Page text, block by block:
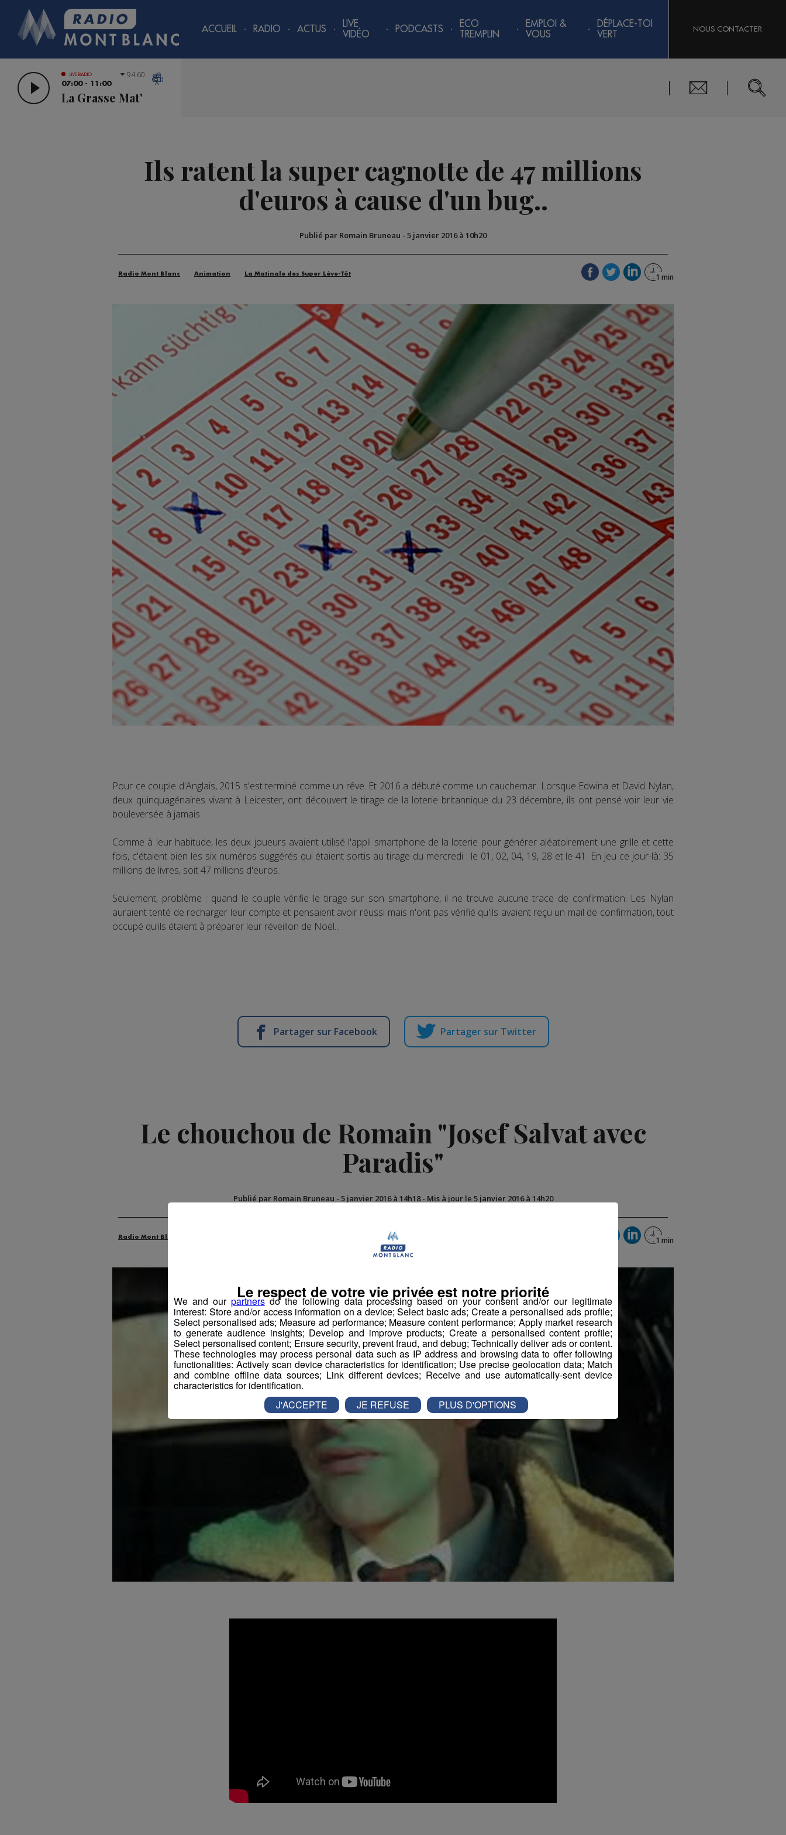
ACCUEIL RADIO ACTUS
LIVE
VIDÉO
PODCASTS
ECO
TREMPLIN
EMPLOI &
VOUS
DÉPLACE-TOI
VERT
NOUS CONTACTER
LIVE RADIO
07:00 - 11:00
La Grasse Mat'
94.60
Ils ratent la super cagnotte de 47 millions
d'euros à cause d'un bug..
Publié par Romain Bruneau - 5 janvier 2016 à 10h20
Radio Mont Blanc Animation La Matinale des Super Lève-Tôt
Pour ce couple d'Anglais, 2015 s'est terminé comme un rêve. Et 2016 a débuté comme un cauchemar. Lorsque Edwina et David Nylan,
deux quinquagénaires vivant à Leicester, ont découvert le tirage de la loterie britannique du 23 décembre, ils ont pensé voir leur vie
bouleversée à jamais.
Comme à leur habitude, les deux joueurs avaient utilisé l'appli smartphone de la loterie pour générer aléatoirement une grille et cette
fois, c'étaient bien les six numéros suggérés qui étaient sortis au tirage du mercredi : le 01, 02, 04, 19, 28 et le 41. En jeu ce jour-là: 35
millions de livres, soit 47 millions d'euros.
Seulement, problème : quand le couple vérifie le tirage sur son smartphone, il ne trouve aucune trace de confirmation. Les Nylan
auraient tenté de recharger leur compte et pensaient avoir réussi mais n'ont pas vérifié qu'ils avaient reçu un mail de confirmation, tout
occupé qu'ils étaient à préparer leur réveillon de Noël...
Partager sur Facebook Partager sur Twitter
Le chouchou de Romain "Josef Salvat avec
Paradis"
Publié par Romain Bruneau - 5 janvier 2016 à 14h18- Mis à jour le 5 janvier 2016 à 14h20
Radio Mont Blanc
We and our partnersdo the following data processing based on your consent and/or our legitimate
interest: Store and/or access information on a device; Select basic ads; Create a personalised ads profile;
Select personalised ads; Measure ad performance; Measure content performance; Apply market research
to generate audience insights; Develop and improve products; Create a personalised content profile;
Select personalised content; Ensure security, prevent fraud, and debug; Technically deliver ads or content.
These technologies may process personal data such as IP address and browsing data to offer following
functionalities: Actively scan device characteristics for identification; Use precise geolocation data; Match
and combine offline data sources; Link different devices; Receive and use automatically-sent device
characteristics for identification.
Le respect de votre vie privée est notre priorité
J'ACCEPTE JE REFUSE PLUS D'OPTIONS